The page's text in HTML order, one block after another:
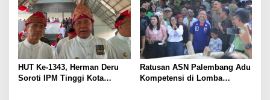
HUT Ke-1343, Herman Deru
Soroti IPM Tinggi Kota
Ratusan ASN Palembang Adu
Kompetensi di Lomba